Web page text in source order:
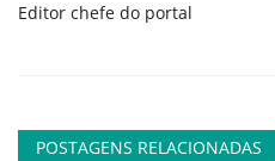
Editor chefe do portal
POSTAGENS RELACIONADAS